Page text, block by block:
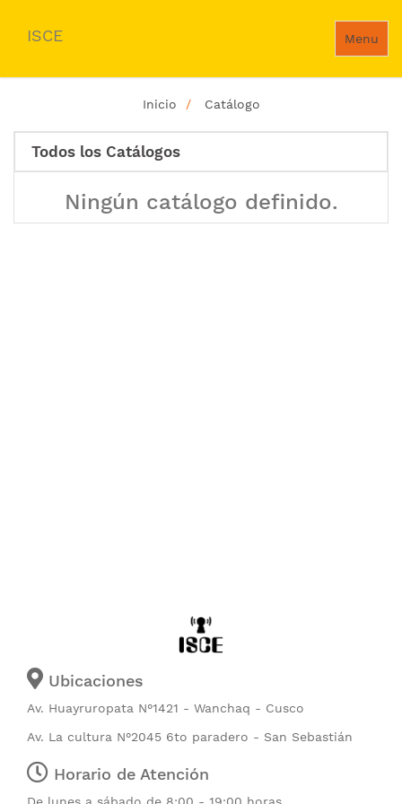
Menu
ISCE
Inicio Catálogo
Todos los Catálogos
Ningún catálogo definido.
Ubicaciones
Av. Huayruropata N°1421 - Wanchaq - Cusco
Av. La cultura N°2045 6to paradero - San Sebastián
Horario de Atención